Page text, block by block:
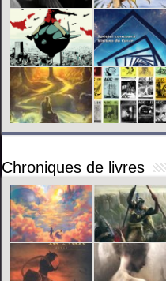
Chroniques de livres